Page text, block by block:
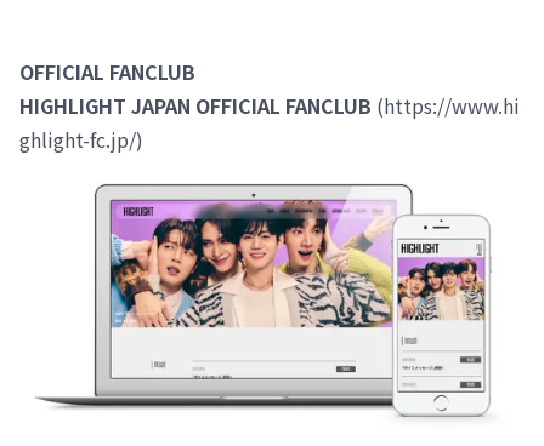
OFFICIAL FANCLUB
HIGHLIGHT JAPAN OFFICIAL FANCLUB (https://www.hi
ghlight-fc.jp/)